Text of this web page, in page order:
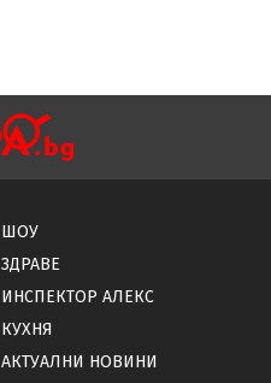
ШОУ
ЗДРАВЕ
ИНСПЕКТОР АЛЕКС
КУХНЯ
АКТУАЛНИ НОВИНИ